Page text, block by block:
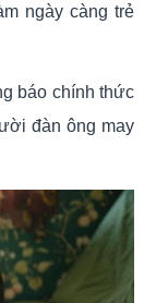
ngày càng trẻ
báo chính thức
đàn ông may